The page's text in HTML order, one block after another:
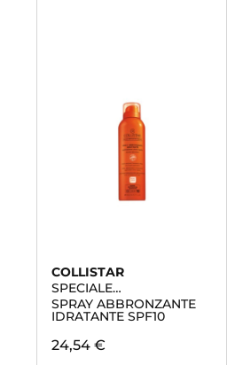
COLLISTAR
SPECIALE
ABBRONZATURA
PERFETTA
SPRAY ABBRONZANTE
IDRATANTE SPF10
24,54 €